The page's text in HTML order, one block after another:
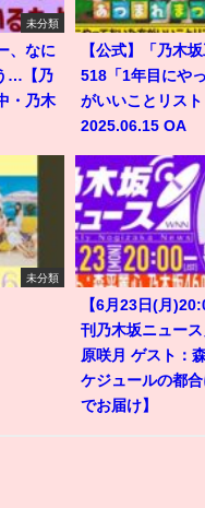
未分類
、なに
…【乃
・乃木
【公式】「乃木
518「1年目にや
がいいことリスト
2025.06.15 OA
未分類
【6月23日(月
刊乃木坂ニュー
原咲月 ゲスト：
ケジュールの都
でお届け】